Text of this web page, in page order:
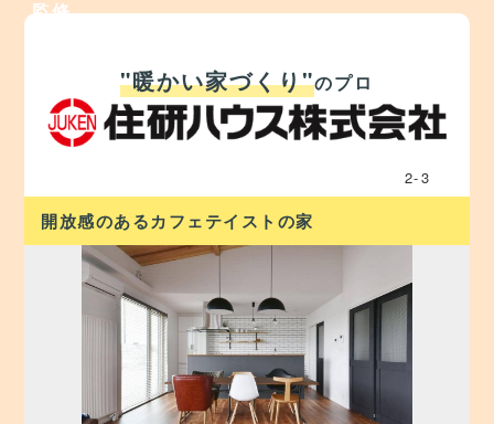
監修
"暖かい家づくり"のプロ
開放感のあるカフェテイストの家
2-3